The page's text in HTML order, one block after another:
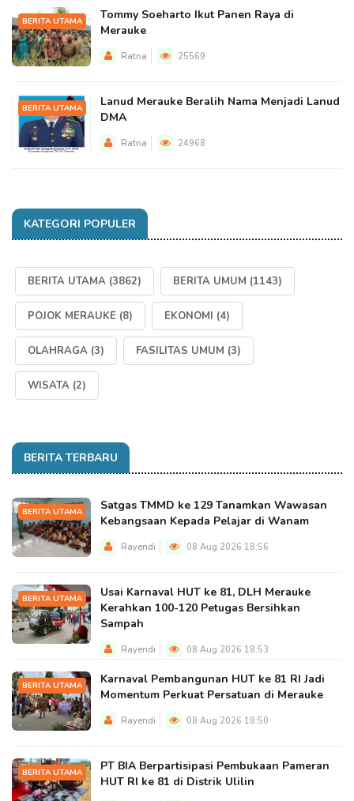
BERITA UTAMA
Tommy Soeharto Ikut Panen Raya di
Merauke
Ratna 25569
BERITA UTAMA
Lanud Merauke Beralih Nama Menjadi Lanud
DMA
Ratna 24968
KATEGORI POPULER
BERITA UTAMA (3862) BERITA UMUM (1143)
POJOK MERAUKE (8) EKONOMI (4)
OLAHRAGA (3) FASILITAS UMUM (3)
WISATA (2)
BERITA TERBARU
BERITA UTAMA
Satgas TMMD ke 129 Tanamkan Wawasan
Kebangsaan Kepada Pelajar di Wanam
Rayendi 08 Aug 2026 18:56
BERITA UTAMA
Usai Karnaval HUT ke 81, DLH Merauke
Kerahkan 100-120 Petugas Bersihkan
Sampah
Rayendi 08 Aug 2026 18:53
BERITA UTAMA
Karnaval Pembangunan HUT ke 81 RI Jadi
Momentum Perkuat Persatuan di Merauke
Rayendi 08 Aug 2026 18:50
BERITA UTAMA
PT BIA Berpartisipasi Pembukaan Pameran
HUT RI ke 81 di Distrik Ulilin